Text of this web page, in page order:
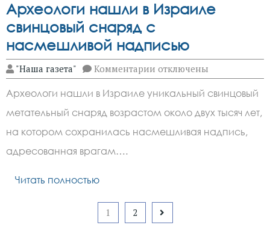
Археологи нашли в Израиле
свинцовый снаряд с
насмешливой надписью
"Наша газета" Комментарии к
записи
Археологи
нашли
в
Израиле
свинцовый
снаряд
отключены
Археологи нашли в Израиле уникальный свинцовый
метательный снаряд возрастом около двух тысяч лет,
на котором сохранилась насмешливая надпись,
адресованная врагам….
Читать полностью
1 2